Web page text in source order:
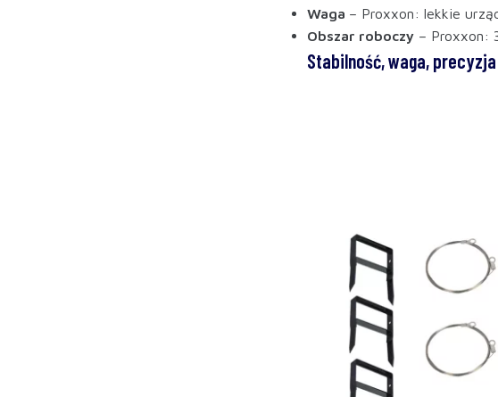
Waga – Proxxon: lekkie
Obszar roboczy– Proxxon:
Stabilność, waga,